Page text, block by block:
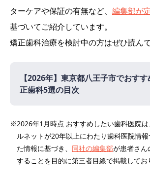
ターケアや保証の有無など、 編集部が
基づいてご紹介しています。
矯正歯科治療を検討中の方はぜひ読ん
【2026年】 東京都八王子市でおすす
正歯科5選の目次
ななくに歯科
京王八王子駅前歯科
※2026年1月時点 おすすめしたい歯科医院は
ルネットが20年以上にわたり歯科医院情
た情報に基づき、 同社の編集部が患者さん
することを目的に第三者目線で掲載してお